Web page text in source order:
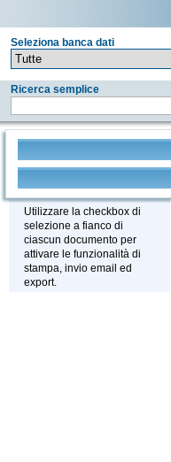
Seleziona banca dati
Ricerca semplice
Stampa - Email - Export
Utilizzare la checkbox di
selezione a fianco di
ciascun documento per
attivare le funzionalità di
stampa, invio email ed
export.